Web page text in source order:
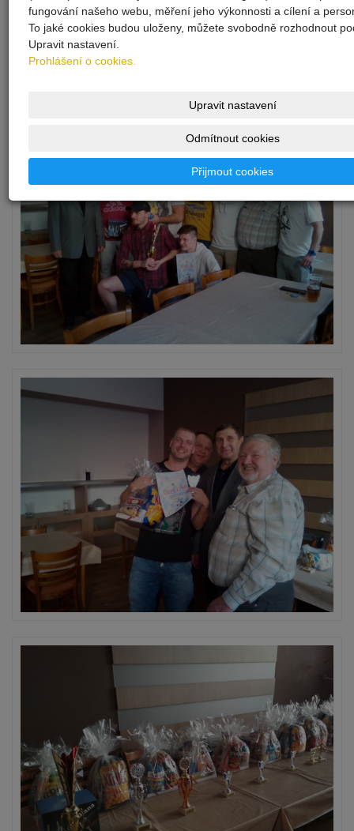
fungování našeho webu, měření jeho výkonnosti a cílení a
To jaké cookies budou uloženy, můžete svobodně rozhodnout
Upravit nastavení.
Prohlášení o cookies.
Upravit nastavení
Odmítnout cookies
Přijmout cookies